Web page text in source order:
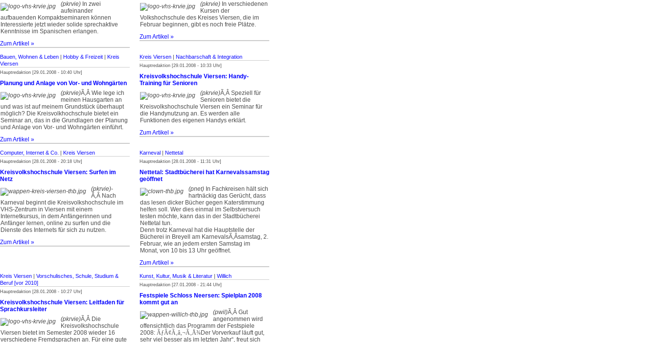
(pkrvie) In zwei
aufeinander
aufbauenden Kompaktseminaren können
Interessierte jetzt wieder solide sprechaktive
Kenntnisse im Spanischen erlangen.
Zum Artikel »
(pkrvie) In verschiedenen
Kursen der
Volkshochschule des Kreises Viersen, die im
Februar beginnen, gibt es noch freie Plätze.
Zum Artikel »
Bauen, Wohnen & Leben | Hobby & Freizeit | Kreis
Viersen
Hauptredaktion [29.01.2008 - 10:40 Uhr]
Planung und Anlage von Vor- und Wohngärten
(pkrvie)­Ã‚Â Wie lege ich
meinen Hausgarten an
und was ist auf meinem Grundstück überhaupt
möglich? Die Kreisvolkhochschule bietet ein
Seminar an, das in die Grundlagen der Planung
und Anlage von Vor- und Wohngärten einführt.
Zum Artikel »
Kreis Viersen | Nachbarschaft & Integration
Hauptredaktion [29.01.2008 - 10:33 Uhr]
Kreisvolkshochschule Viersen: Handy-
Training für Senioren
(pkrvie)­Ã‚Â Speziell für
Senioren bietet die
Kreisvolkshochschule Viersen ein Seminar für
die Handynutzung an. Es werden alle
Funktionen des eigenen Handys erklärt.
Zum Artikel »
Computer, Internet & Co. | Kreis Viersen
Hauptredaktion [28.01.2008 - 20:18 Uhr]
Kreisvolkshochschule Viersen: Surfen im
Netz
(pkrvie)­
Ã‚Â Nach
Karneval beginnt die Kreisvolkshochschule im
VHS-Zentrum in Viersen mit einem
Internetkursus, in dem Anfängerinnen und
Anfänger lernen, online zu surfen und die
Dienste des Internets für sich zu nutzen.
Zum Artikel »
Karneval | Nettetal
Hauptredaktion [28.01.2008 - 11:31 Uhr]
Nettetal: Stadtbücherei hat Karnevalssamstag
geöffnet
(pnet) In Fachkreisen hält sich
hartnäckig das Gerücht, dass
das lesen dicker Bücher gegen Katerstimmung
helfen soll. Wer dies einmal im Selbstversuch
testen möchte, kann das in der Stadtbücherei
Nettetal tun.
Denn trotz Karneval hat die Hauptstelle der
Bücherei in Breyell am Karnevals­Ã‚Â­samstag, 2.
Februar, wie an jedem ersten Samstag im
Monat, von 10 bis 13 Uhr geöffnet.
Zum Artikel »
Kreis Viersen | Vorschulisches, Schule, Studium &
Beruf [vor 2010]
Hauptredaktion [28.01.2008 - 10:27 Uhr]
Kreisvolkshochschule Viersen: Leitfaden für
Sprachkursleiter
(pkrvie)­Ã‚Â Die
Kreisvolkshochschule
Viersen bietet im Semester 2008 wieder 16
verschiedene Fremdsprachen an. Für eine gute
Kunst, Kultur, Musik & Literatur | Willich
Hauptredaktion [27.01.2008 - 21:44 Uhr]
Festspiele Schloss Neersen: Spielplan 2008
kommt gut an
(pwil)­Ã‚Â Gut
angenommen wird
offensichtlich das Programm der Festspiele
2008: ÃƒÂ¢Ã‚â‚¬Ã‚Å¾Der Vorverkauf läuft gut,
sehr viel besser als im letzten Jahr“, freut sich